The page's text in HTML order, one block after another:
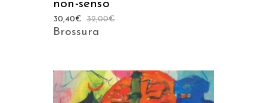
non-senso
32,00€
30,40€
Brossura